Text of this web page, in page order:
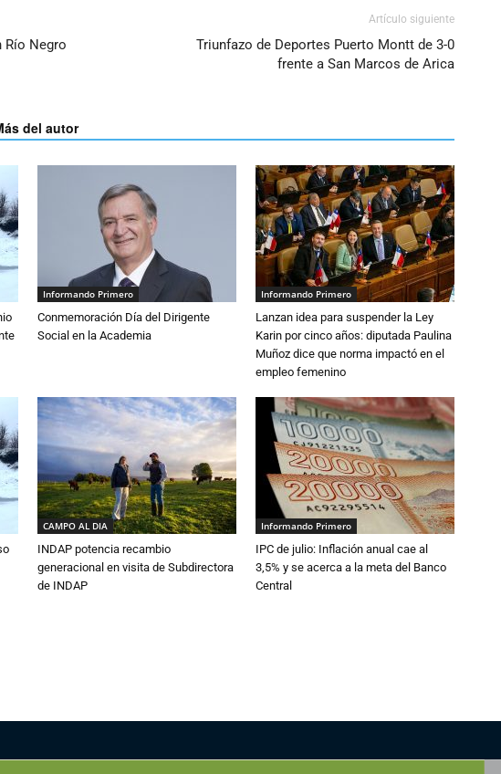
Río Negro
Artículo siguiente
Triunfazo de Deportes Puerto Montt de 3-0
frente a San Marcos de Arica
del autor
Informando Primero
Conmemoración Día del Dirigente
Social en la Academia
Informando Primero
Lanzan idea para suspender la Ley
Karin por cinco años: diputada Paulina
Muñoz dice que norma impactó en el
empleo femenino
CAMPO AL DIA
INDAP potencia recambio
generacional en visita de Subdirectora
de INDAP
Informando Primero
IPC de julio: Inflación anual cae al
3,5% y se acerca a la meta del Banco
Central